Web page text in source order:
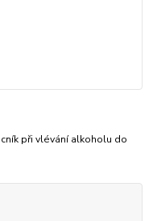
při vlévání alkoholu do